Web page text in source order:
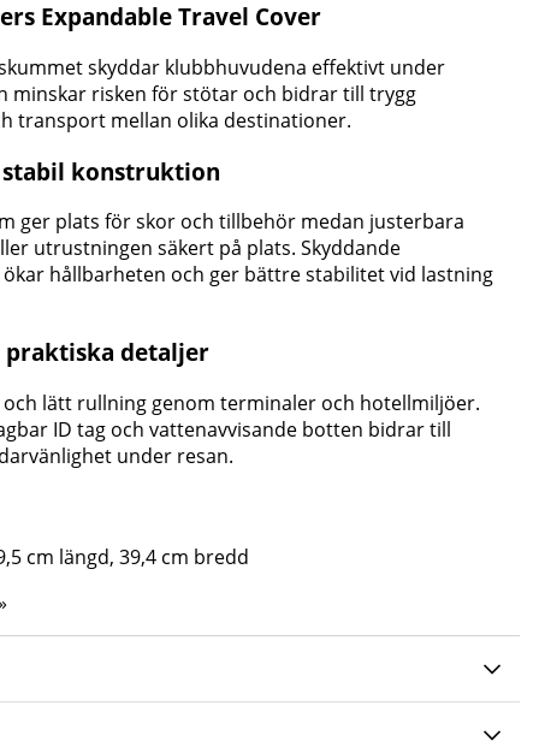
Expandable Travel Cover
skyddar klubbhuvudena effektivt under
minskar risken för stötar och bidrar till trygg
transport mellan olika destinationer.
konstruktion
ger plats för skor och tillbehör medan justerbara
utrustningen säkert på plats. Skyddande
hållbarheten och ger bättre stabilitet vid lastning
detaljer
lätt rullning genom terminaler och hotellmiljöer.
ID tag och vattenavvisande botten bidrar till
under resan.
cm längd, 39,4 cm bredd